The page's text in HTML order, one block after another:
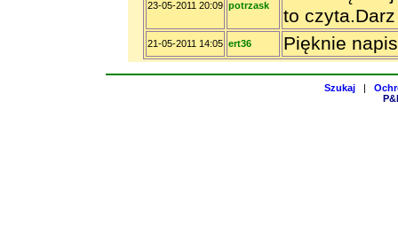
23-05-2011 20:09 potrzask
to
21-05-2011 14:05 ert36 Pięknie
Szukaj |